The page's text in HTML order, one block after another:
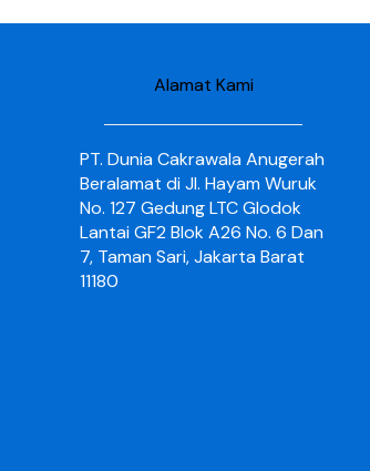
Alamat Kami
PT. Dunia Cakrawala Anugerah
Beralamat di Jl. Hayam Wuruk
No. 127 Gedung LTC Glodok
Lantai GF2 Blok A26 No. 6 Dan
7, Taman Sari, Jakarta Barat
11180